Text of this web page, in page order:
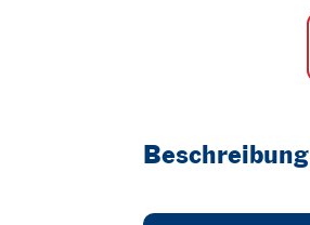
Beschreibung